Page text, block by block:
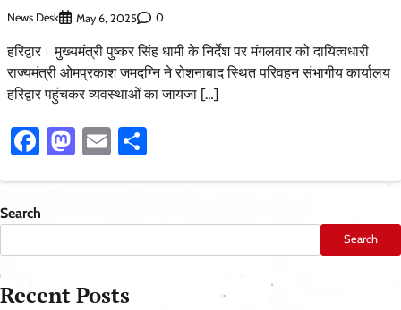
News Desk May 6, 2025 0
हरिद्वार। मुख्यमंत्री पुष्कर सिंह धामी के निर्देश पर मंगलवार को दायित्वधारी
राज्यमंत्री ओमप्रकाश जमदग्नि ने रोशनाबाद स्थित परिवहन संभागीय कार्यालय
हरिद्वार पहुंचकर व्यवस्थाओं का जायजा […]
Facebook
Mastodon
Email
Search
Search
Recent Posts